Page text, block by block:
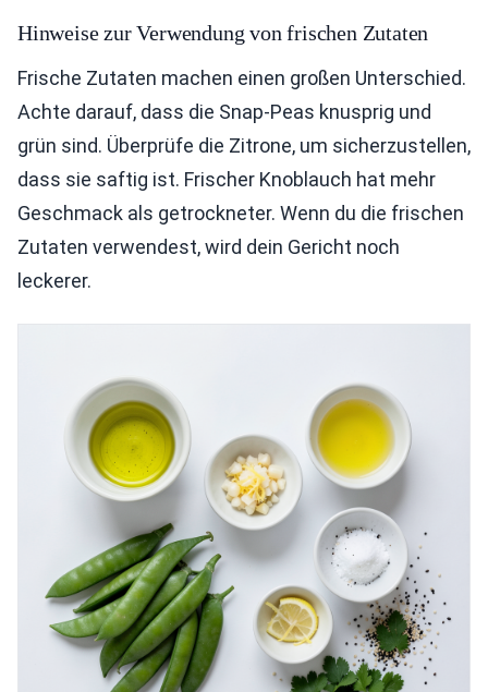
Hinweise zur Verwendung von frischen Zutaten
Frische Zutaten machen einen großen Unterschied.
Achte darauf, dass die Snap-Peas knusprig und
grün sind. Überprüfe die Zitrone, um sicherzustellen,
dass sie saftig ist. Frischer Knoblauch hat mehr
Geschmack als getrockneter. Wenn du die frischen
Zutaten verwendest, wird dein Gericht noch
leckerer.